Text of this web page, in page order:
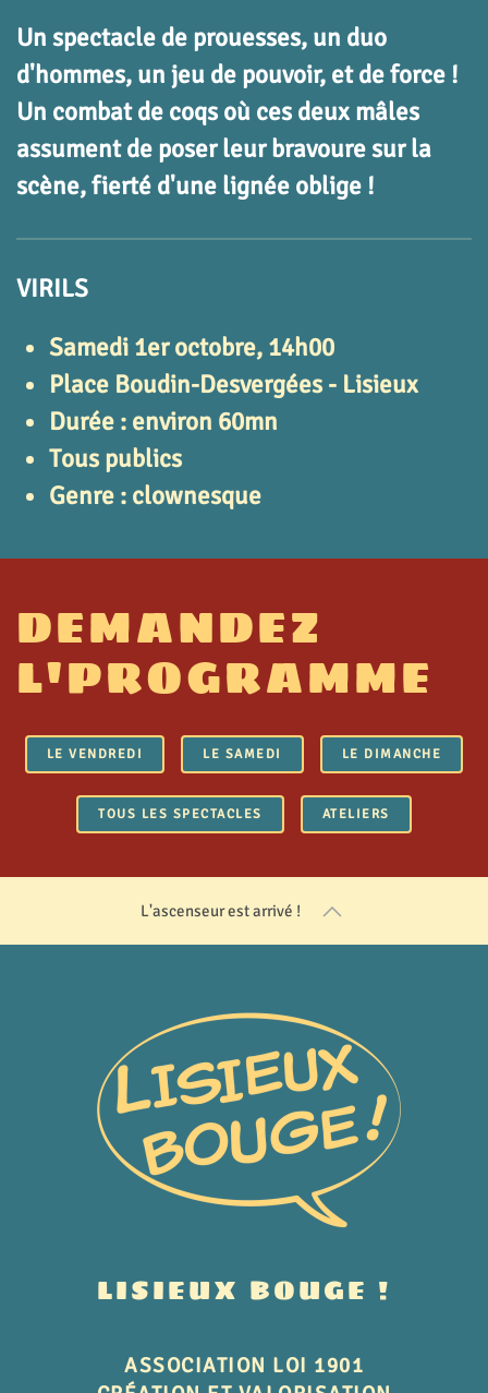
Un spectacle de prouesses, un duo
d'hommes, un jeu de pouvoir, et de force !
Un combat de coqs où ces deux mâles
assument de poser leur bravoure sur la
scène, fierté d'une lignée oblige !
VIRILS
Samedi 1er octobre, 14h00
Place Boudin-Desvergées - Lisieux
Durée : environ 60mn
Tous publics
Genre : clownesque
DEMANDEZ
L'PROGRAMME
LE VENDREDI LE SAMEDI LE DIMANCHE
TOUS LES SPECTACLES ATELIERS
L'ascenseur est arrivé !
LISIEUX BOUGE !
ASSOCIATION LOI 1901